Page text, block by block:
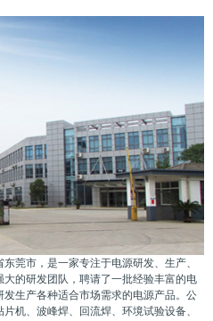
莞市，是一家专注于电源研发、生产、
的研发团队，聘请了一批经验丰富的电
生产各种适合市场需求的电源产品。公
机、波峰焊、回流焊、环境试验设备、